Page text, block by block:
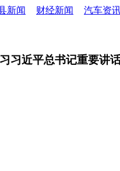
新闻 财经新闻
汽车资
习近平总书记重要讲